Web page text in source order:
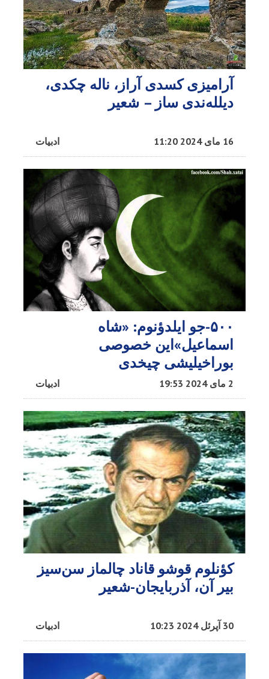
آرامیزی کسدی آراز، ناله چکدی،
دیلله‌ندی ساز – شعیر
ادبیات 16 مای 2024 11:20
۵۰۰-جو ایلدؤنوم: «شاه
اسماعیل»این خصوصی
بوراخیلیشی چیخدی
ادبیات 2 مای 2024 19:53
کؤنلوم قوشو قاناد چالماز سن‌سیز
بیر آن، آذربایجان-شعیر
ادبیات 30 آپرئل 2024 10:23